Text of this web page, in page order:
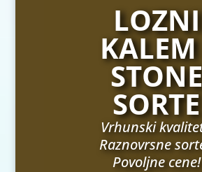
LOZNI
STONE
SORTE
Vrhunski
Raznovrsne
Povoljne cene!